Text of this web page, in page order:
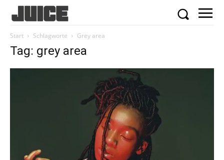
Start Schlagworte Grey area
Tag: grey area